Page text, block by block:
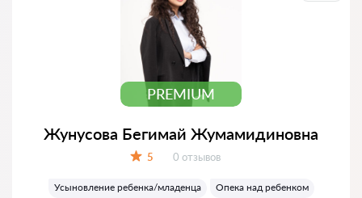
PREMIUM
Жунусова Бегимай Жумамидиновна
5 Отзывов:
0 отзывов
Усыновление ребенка/младенца
Опека над ребенком